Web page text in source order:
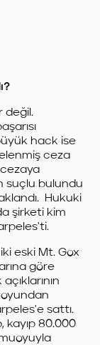
değil.
hack ise
ceza
suçlu bulundu
Hukuki
şirketi kim
eski Mt. Gox
göre
sattı.
kayıp 80.000